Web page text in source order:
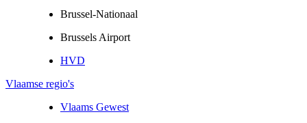
Brussel-Nationaal
Brussels Airport
HVD
Vlaamse regio's
Vlaams Gewest